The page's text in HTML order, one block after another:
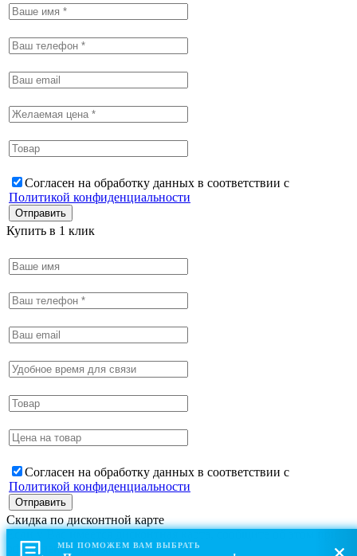
Согласен на обработку данных в соответствии с
Политикой конфиденциальности
Купить в 1 клик
Согласен на обработку данных в соответствии с
Политикой конфиденциальности
Скидка по дисконтной карте
оформлении заказа.
МЫ ПОМОЖЕМ ВАМ ВЫБРАТЬ